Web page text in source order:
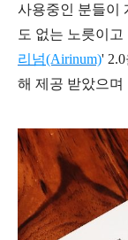
사용중인 분들이
도 없는 노릇이
리넘(Airinum)'
해 제공 받았으며